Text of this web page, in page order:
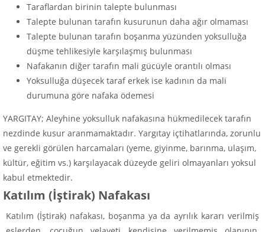
Taraflardan birinin talepte bulunması
Talepte bulunan tarafın kusurunun daha ağır olmaması
Talepte bulunan tarafın boşanma yüzünden yoksulluğa
düşme tehlikesiyle karşılaşmış bulunması
Nafakanın diğer tarafın mali gücüyle orantılı olması
Yoksulluğa düşecek taraf erkek ise kadının da mali
durumuna göre nafaka ödemesi
YARGITAY; Aleyhine yoksulluk nafakasına hükmedilecek tarafın
nezdinde kusur aranmamaktadır. Yargıtay içtihatlarında, zorunlu
ve gerekli görülen harcamaları (yeme, giyinme, barınma, ulaşım,
kültür, eğitim vs.) karşılayacak düzeyde geliri olmayanları yoksul
kabul etmektedir.
Katılım (İştirak) Nafakası
Katılım (İştirak) nafakası, boşanma ya da ayrılık kararı verilmiş